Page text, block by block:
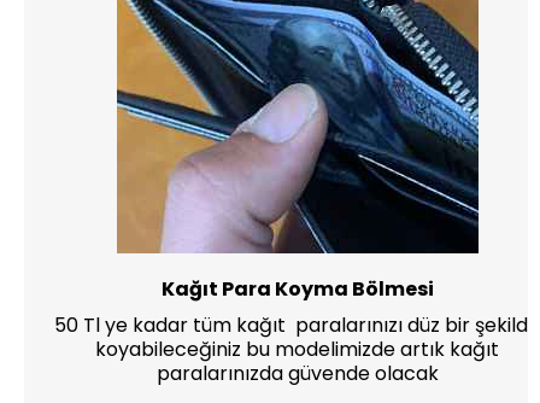
Kağıt Para Koyma Bölmesi
50 Tl ye kadar tüm kağıt paralarınızı düz bir şekilde
koyabileceğiniz bu modelimizde artık kağıt
paralarınızda güvende olacak